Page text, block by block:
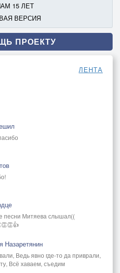
15 ЛЕТ
ВЕРСИЯ
ПРОЕКТУ
ЛЕНТА
песни Митяева слышал((
Назаретянин
Ведь явно где-то да приврали,
Всё хаваем, съедим